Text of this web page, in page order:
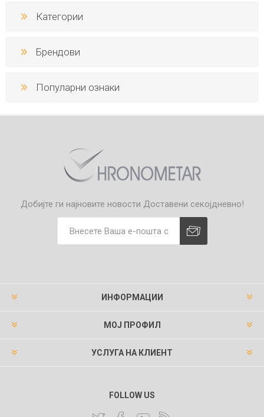
Категории
Брендови
Популарни ознаки
Добијте ги најновите новости Доставени секојдневно!
ИНФОРМАЦИИ
МОЈ ПРОФИЛ
УСЛУГА НА КЛИЕНТ
FOLLOW US